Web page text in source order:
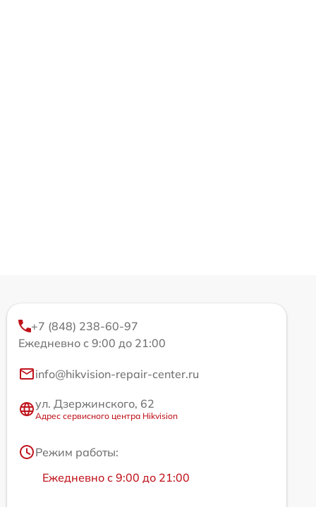
+7 (848) 238-60-97
Ежедневно с 9:00 до 21:00
info@hikvision-repair-center.ru
ул. Дзержинского, 62
Адрес сервисного центра Hikvision
Режим работы:
Ежедневно с 9:00 до 21:00